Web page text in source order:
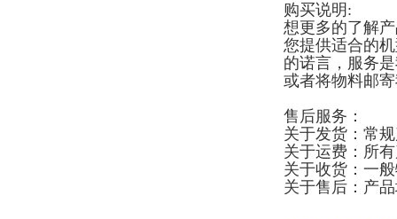
购买说明:
想更多的了解
您提供适合的
的诺言，服务
或者将物料邮
售后服务：
关于发货：常
关于运费：所
关于收货：一
关于售后：产